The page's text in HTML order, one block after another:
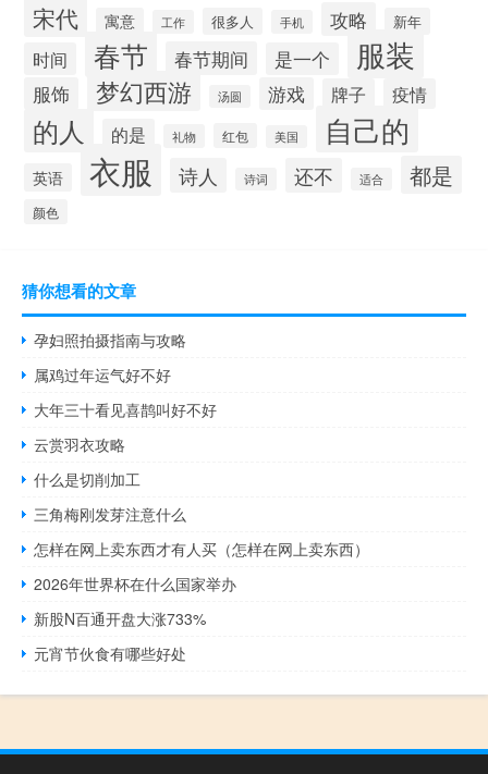
宋代 寓意 工作 很多人 手机 攻略 新年
时间 春节 春节期间 是一个 服装
服饰 梦幻西游 汤圆 游戏 牌子 疫情
的人 的是 礼物 红包 美国 自己的
英语 衣服 诗人 诗词 还不 适合 都是
颜色
猜你想看的文章
孕妇照拍摄指南与攻略
属鸡过年运气好不好
大年三十看见喜鹊叫好不好
云赏羽衣攻略
什么是切削加工
三角梅刚发芽注意什么
怎样在网上卖东西才有人买（怎样在网上卖东西）
2026年世界杯在什么国家举办
新股N百通开盘大涨733%
元宵节伙食有哪些好处